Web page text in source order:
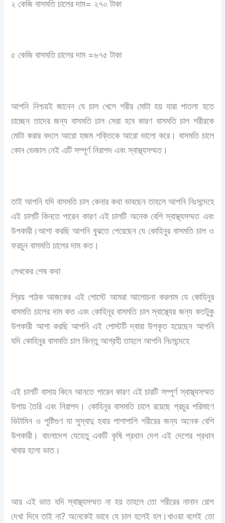
২ কেজি বাসমতি চালের দাম= ২৭০ টাকা
৫ কেজি বাসমতি চালের দাম =৬৭৫ টাকা
আপনি নিশ্চয়ই জানেন যে চাল খেলে শরীর মোটা হয় যারা পাতলা হতে
চাচ্ছেন তাদের জন্য বাসমতি চাল সেরা হবে কারণ বাসমতি চাল শরীরকে
মোটা করার বদলে আরো হজম শক্তিকে আরো ভালো করে। বাসমতি চালে
কোন ভেজাল নেই এটি সম্পূর্ণ নিরাপদ এবং স্বাস্থ্যসম্মত।
তাই আপনি যদি বাসমতি চাল কেনার কথা ভাবছেন তাহলে আপনি নিঃসন্দেহে
এই চালটি কিনতে পারেন কারণ এই চালটি অনেক বেশি স্বাস্থ্যসম্মত এবং
উপকারী।আশা করছি আপনি বুঝতে পেরেছেন যে কোহিনুর বাসমতি চাল ও
ফরচুন বাসমতি চালের দাম কত।
লেখকের শেষ কথা
প্রিয় পাঠক আজকের এই পোস্টে আমরা আলোচনা করলাম যে কোহিনুর
বাসমতি চালের দাম কত এবং কোহিনূর বাসমতি চাল স্বাস্থ্যের জন্য কতটুকু
উপকারী আশা করছি আপনি এই পোস্টটি দ্বারা উপকৃত হয়েছেন আপনি
যদি কোহিনুর বাসমতি চাল কিন্তু আগ্রহী তাহলে আপনি নিঃসন্দেহে
এই চালটি বাসায় কিনে আনতে পারেন কারণ এই চারটি সম্পূর্ণ স্বাস্থ্যসম্মত
উপায় তৈরি এবং নিরাপদ। কোহিনুর বাসমতি চালে রয়েছে প্রচুর পরিমাণে
ভিটামিন ও পুষ্টিগুণ যা সুস্বাদু হবার পাশাপাশি শরীরের জন্য অনেক বেশি
উপকারী। বাংলাদেশ যেহেতু একটি কৃষি প্রধান দেশ এই দেশের প্রধান
খাবার হলো ভাত।
আর এই ভাত যদি স্বাস্থ্যসম্মত না হয় তাহলে তো শরীরের নানান রোগ
দেখা দিবে তাই না? অনেকেই ভাবে যে চাল হলেই হল।খাওয়া বলেই তো